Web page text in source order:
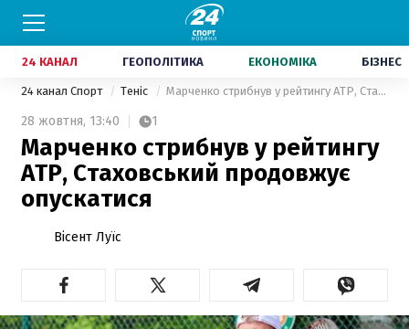
24 КАНАЛ ГЕОПОЛІТИКА ЕКОНОМІКА БІЗНЕС
24 канал Спорт Теніс Марченко стрибнув у рейтингу ATP, Стаховський продовжує опускатися
28 жовтня, 13:40 1
Марченко стрибнув у рейтингу
ATP, Стаховський продовжує
опускатися
Вісент Луїс